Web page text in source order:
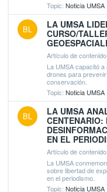
Topic: Noticia UMSA
BL
LA UMSA
CURSO/
Artículo de
La UMSA capacitó
drones para
conservación.
Topic: Noticia UMSA
BL
LA UMSA
CENTENARIO:
EN EL
Artículo de
La UMSA
sobre libertad de
en el periodismo.
Topic: Noticia UMSA